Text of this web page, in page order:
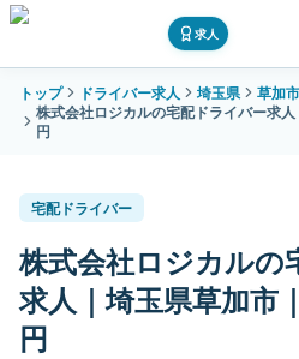
求人
トップ ドライバー求人 埼玉県
草加市
株式会社ロジカルの宅配ドライバー求
円
宅配ドライバー
株式会社ロジカルの
求人｜埼玉県草加市
円